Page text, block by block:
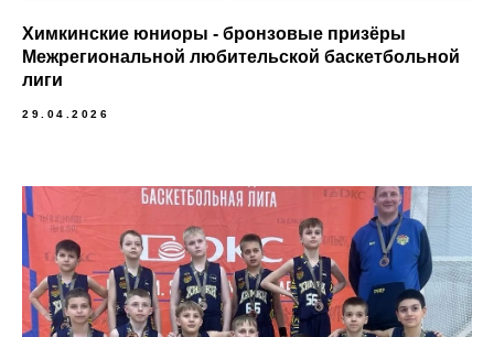
Химкинские юниоры - бронзовые призёры
Межрегиональной любительской баскетбольной
лиги
29.04.2026